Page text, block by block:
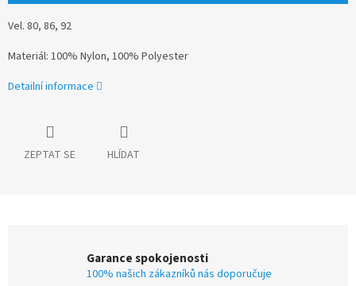
Vel. 80, 86, 92
Materiál: 100% Nylon, 100% Polyester
Detailní informace
ZEPTAT SE HLÍDAT
Garance spokojenosti
100% našich zákazníků nás doporučuje